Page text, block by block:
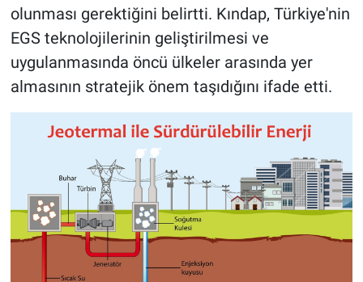
olunması gerektiğini belirtti. Kındap, Türkiye'nin
EGS teknolojilerinin geliştirilmesi ve
uygulanmasında öncü ülkeler arasında yer
almasının stratejik önem taşıdığını ifade etti.